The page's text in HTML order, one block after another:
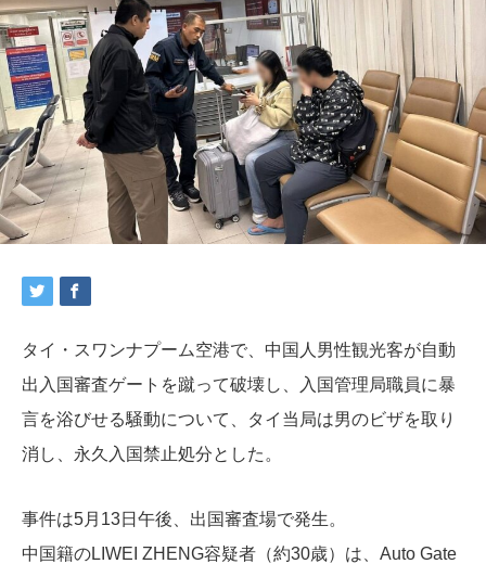
タイ・スワンナプーム空港で、中国人男性観光客が自動
出入国審査ゲートを蹴って破壊し、入国管理局職員に暴
言を浴びせる騒動について、タイ当局は男のビザを取り
消し、永久入国禁止処分とした。
事件は5月13日午後、出国審査場で発生。
中国籍のLIWEI ZHENG容疑者（約30歳）は、Auto Gate